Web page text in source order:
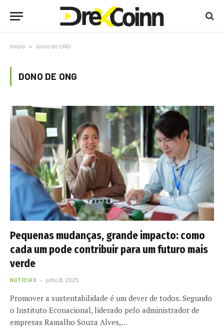
Início » dono de ONG
DONO DE ONG
Pequenas mudanças, grande impacto: como
cada um pode contribuir para um futuro mais
verde
NOTÍCIAS julho 8, 2025
Promover a sustentabilidade é um dever de todos. Segundo
o Instituto Econacional, liderado pelo administrador de
empresas Ramalho Souza Alves,…